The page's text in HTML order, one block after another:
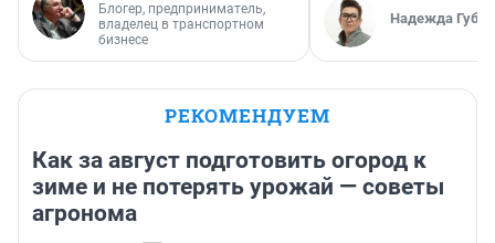
Блогер, предприниматель,
владелец в транспортном
бизнесе
Надежда
РЕКОМЕНДУЕМ
Как за август подготовить огород к
зиме и не потерять урожай — советы
агронома